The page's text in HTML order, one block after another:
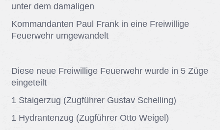
un­ter dem da­ma­li­gen
Kom­man­dan­ten Paul Frank in eine Frei­wil­li­ge
Feu­er­wehr um­ge­wan­delt
Die­se neue Frei­wil­li­ge Feu­er­wehr wur­de in 5 Züge
ein­ge­teilt
1 Stai­ger­zug (Zug­füh­rer Gus­tav Schel­ling)
1 Hy­dran­ten­zug (Zug­füh­rer Otto Wei­gel)